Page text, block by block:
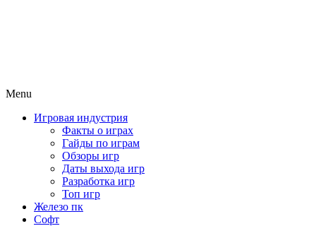
Menu
Игровая индустрия
Факты о играх
Гайды по играм
Обзоры игр
Даты выхода игр
Разработка игр
Топ игр
Железо пк
Софт